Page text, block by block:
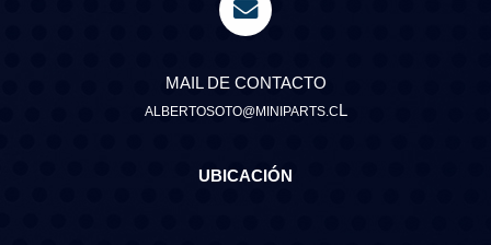
MAIL DE CONTACTO
ALBERTOSOTO@MINIPARTS.CL
UBICACIÓN